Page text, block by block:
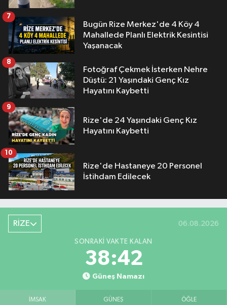
Bugün Rize Merkez'de 4 Köy 4
Mahallede Planlı Elektrik Kesintisi
Yaşanacak
7
Fotoğraf Çekmek İsterken Nehre
Düştü: 21 Yaşındaki Genç Kız
Hayatını Kaybetti
8
Rize'de 24 Yaşındaki Genç Kız
Hayatını Kaybetti
9
Rize'de Hastaneye 20 Personel
İstihdam Edilecek
10
RİZE 06.08.2026
SONRAKI VAKTE KALAN
38:42
Güneş Namazı
İMSAK GÜNEŞ ÖĞLE